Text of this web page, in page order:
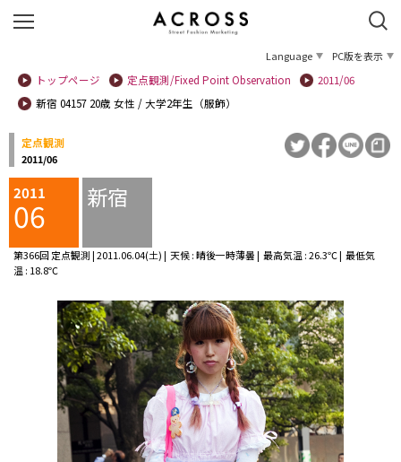
Language
PC版を表示
トップページ
定点観測/Fixed Point Observation
2011/06
新宿 04157 20歳 女性 / 大学2年生（服飾）
定点観測
2011/06
2011
06 新宿
第366回 定点観測 | 2011.06.04(土) | 天候 : 晴後一時薄曇 | 最高気温 : 26.3℃ | 最低気
温 : 18.8℃